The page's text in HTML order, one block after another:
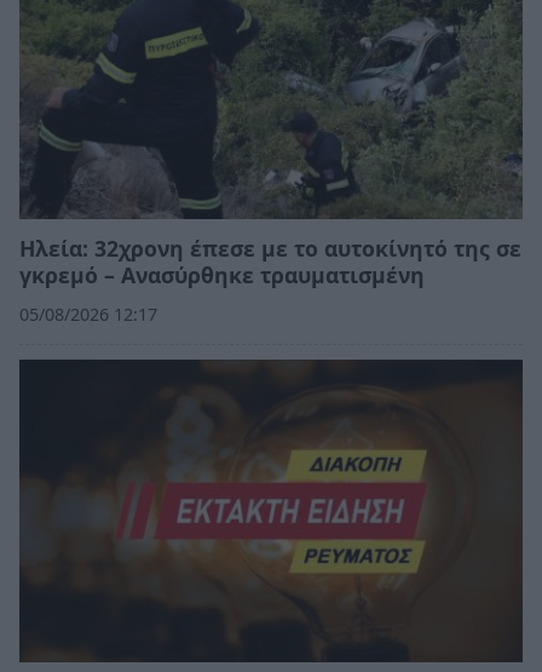
Ηλεία: 32χρονη έπεσε με το αυτοκίνητό της σε
γκρεμό – Ανασύρθηκε τραυματισμένη
05/08/2026 12:17